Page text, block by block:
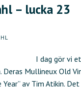
– lucka 23
I dag gör vi
Deras Mullineux Old
av Tim Atikin.